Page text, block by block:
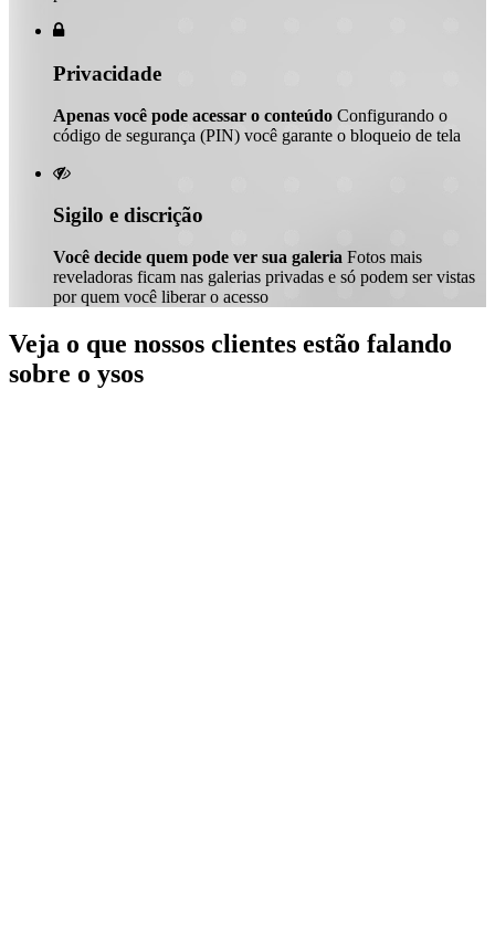

Privacidade
Apenas você pode acessar o conteúdo Configurando o
código de segurança (PIN) você garante o bloqueio de tela

Sigilo e discrição
Você decide quem pode ver sua galeria Fotos mais
reveladoras ficam nas galerias privadas e só podem ser vistas
por quem você liberar o acesso
Veja o que nossos clientes estão falando
sobre o ysos